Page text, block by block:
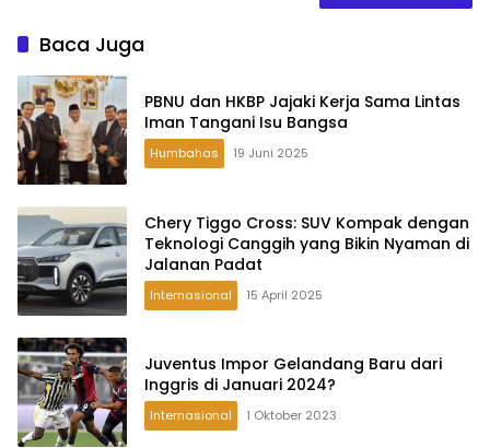
Baca Juga
PBNU dan HKBP Jajaki Kerja Sama Lintas
Iman Tangani Isu Bangsa
Humbahas 19 Juni 2025
Chery Tiggo Cross: SUV Kompak dengan
Teknologi Canggih yang Bikin Nyaman di
Jalanan Padat
Internasional 15 April 2025
Juventus Impor Gelandang Baru dari
Inggris di Januari 2024?
Internasional 1 Oktober 2023